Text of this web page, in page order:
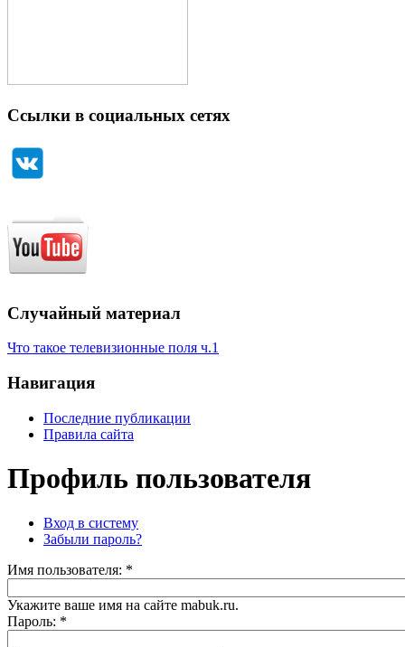
Ссылки в социальных сетях
Случайный материал
Что такое телевизионные поля ч.1
Навигация
Последние публикации
Правила сайта
Профиль пользователя
Вход в систему
Забыли пароль?
Имя пoльзовaтeля: *
Укажите ваше имя на сайте mabuk.ru.
Пароль: *